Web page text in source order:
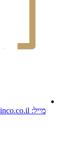
מייל: amit@lubinco.co.il